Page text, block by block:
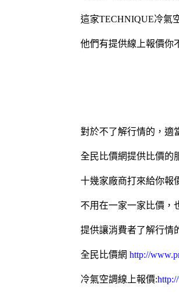
這家TECHNIQUE冷氣
他們有提供線上報價你
對於不了解行情的，適
全民比價網提供比價的
十幾家廠商打來給你報
不用在一家一家比價，
提供讓消費者了解行情
全民比價網 http://
冷氣空調線上報價: